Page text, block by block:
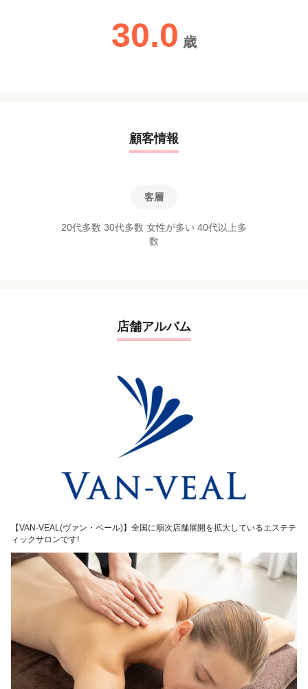
30.0 歳
顧客情報
客層
20代多数 30代多数 女性が多い 40代以上多
数
店舗アルバム
【VAN-VEAL(ヴァン・ベール)】全国に順次店舗展開を拡大しているエステテ
ィックサロンです!